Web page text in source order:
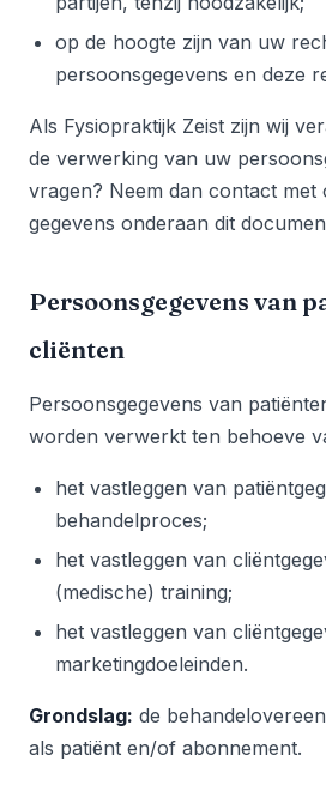
op de hoogte zijn van uw
persoonsgegevens en deze
Als Fysiopraktijk Zeist zijn wij
de verwerking van uw
vragen? Neem dan contact met
gegevens onderaan dit
Persoonsgegevens van
cliënten
Persoonsgegevens van
worden verwerkt ten behoeve
het vastleggen van
behandelproces;
het vastleggen van
(medische) training;
het vastleggen van
marketingdoeleinden.
Grondslag: de
als patiënt en/of abonnement.